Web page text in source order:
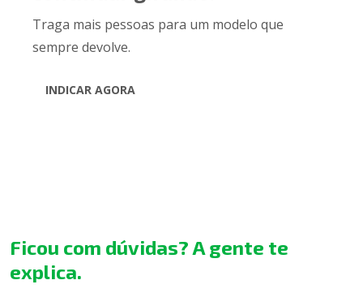
Traga mais pessoas para um modelo que
sempre devolve.
INDICAR AGORA
Ficou com dúvidas? A gente te
explica.